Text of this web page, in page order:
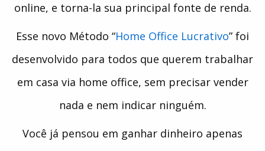
online, e torna-la sua principal fonte de renda.
Esse novo Método “Home Office Lucrativo” foi
desenvolvido para todos que querem trabalhar
em casa via home office, sem precisar vender
nada e nem indicar ninguém.
Você já pensou em ganhar dinheiro apenas